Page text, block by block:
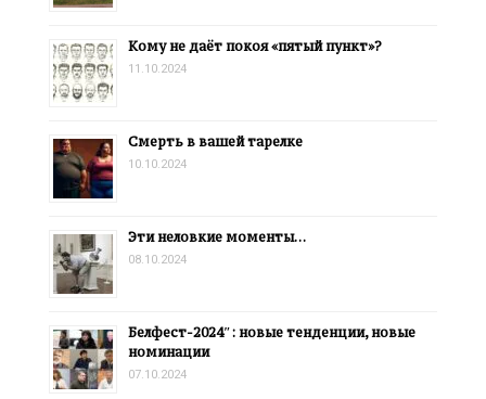
Кому не даёт покоя «пятый пункт»?
11.10.2024
Смерть в вашей тарелке
10.10.2024
Эти неловкие моменты…
08.10.2024
Белфест-2024″: новые тенденции, новые
номинации
07.10.2024